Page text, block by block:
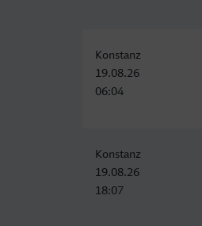
Konstanz
19.08.26
06:04
Konstanz
19.08.26
18:07